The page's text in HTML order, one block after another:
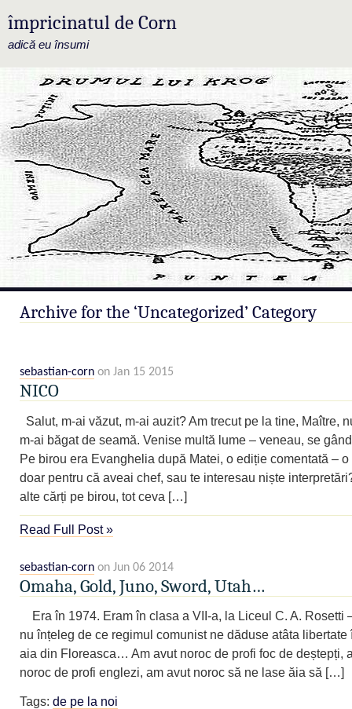
împricinatul de Corn
adică eu însumi
Archive for the ‘Uncategorized’ Category
sebastian-corn on Jan 15 2015
NICO
Salut, m-ai văzut, m-ai auzit? Am trecut pe la tine, Maître,
m-ai băgat de seamă. Venise multă lume – veneau, se
Pe birou era Evanghelia după Matei, o ediție comentată –
doar pentru că aveai chef, sau te interesau niște
alte cărți pe birou, tot ceva […]
Read Full Post »
sebastian-corn on Jun 06 2014
Omaha, Gold, Juno, Sword, Utah…
Era în 1974. Eram în clasa a VII-a, la Liceul C. A. Rosetti
nu înțeleg de ce regimul comunist ne dăduse atâta libertate
aia din Floreasca… Am avut noroc de profi foc de deștepți,
noroc de profi englezi, am avut noroc să ne lase ăia să […]
Tags: de pe la noi